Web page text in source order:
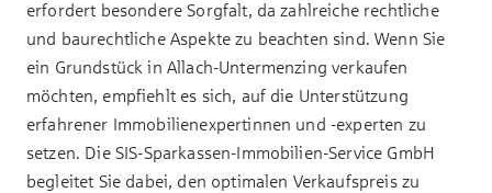
erfordert besondere Sorgfalt, da zahlreiche rechtliche
und baurechtliche Aspekte zu beachten sind. Wenn Sie
ein Grundstück in Allach-Untermenzing verkaufen
möchten, empfiehlt es sich, auf die Unterstützung
erfahrener Immobilienexpertinnen und -experten zu
setzen. Die SIS-Sparkassen-Immobilien-Service GmbH
begleitet Sie dabei, den optimalen Verkaufspreis zu